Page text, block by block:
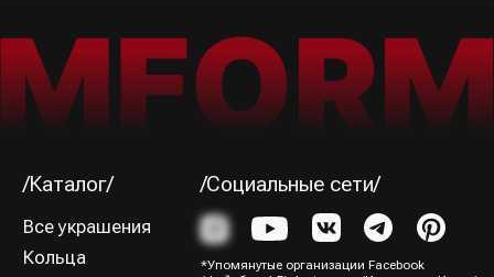
/Способы оплаты/
Оферта